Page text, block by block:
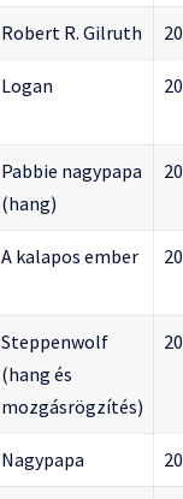
Robert R. Gilruth
Logan
Pabbie nagypapa
(hang)
A kalapos ember
Steppenwolf
(hang és
mozgásrögzítés)
Nagypapa